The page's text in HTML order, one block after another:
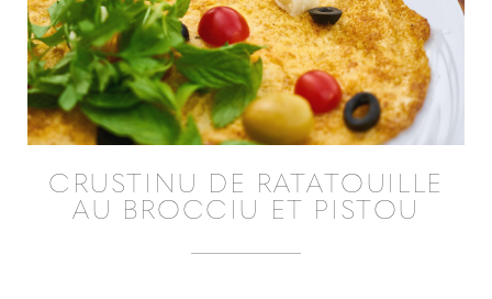
CRUSTINU DE RATATOUILLE
AU BROCCIU ET PISTOU